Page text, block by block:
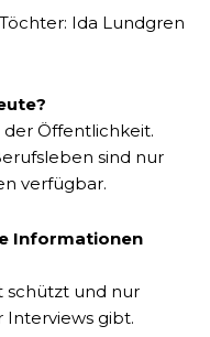
Ida Lundgren
Öffentlichkeit.
sind nur
verfügbar.
Informationen
schützt und nur
gibt.